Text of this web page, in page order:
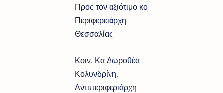
Προς τον αξιότιμο κο
Περιφερειάρχη
Θεσσαλίας
Κοιν. Κα Δωροθέα
Κολυνδρίνη,
Αντιπεριφεριάρχη